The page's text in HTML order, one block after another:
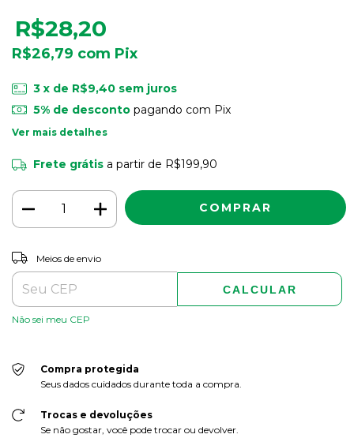
R$28,20
R$26,79 com Pix
3 x de R$9,40 sem juros
5% de descontopagando com Pix
Ver mais detalhes
Frete grátis a partir de R$199,90
Entregas para o CEP:
Meios de envio
CALCULAR
Não sei meu CEP
Compra protegida
Seus dados cuidados durante toda a compra.
Trocas e devoluções
Se não gostar, você pode trocar ou devolver.